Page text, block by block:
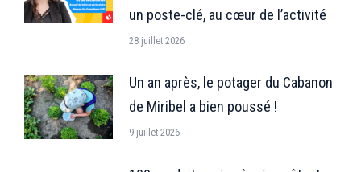
un poste-clé, au cœur de l’activité
28 juillet 2026
Un an après, le potager du Cabanon
de Miribel a bien poussé !
9 juillet 2026